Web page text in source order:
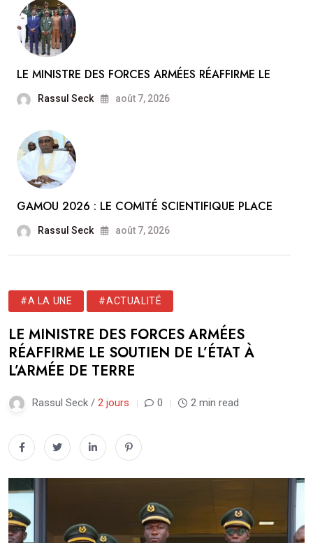
LE MINISTRE DES FORCES ARMÉES RÉAFFIRME LE
Rassul Seck août 7, 2026
GAMOU 2026 : LE COMITÉ SCIENTIFIQUE PLACE
Rassul Seck août 7, 2026
#A LA UNE #ACTUALITÉ
LE MINISTRE DES FORCES ARMÉES
RÉAFFIRME LE SOUTIEN DE L’ÉTAT À
L’ARMÉE DE TERRE
Rassul Seck / 2 jours 0 2 min read